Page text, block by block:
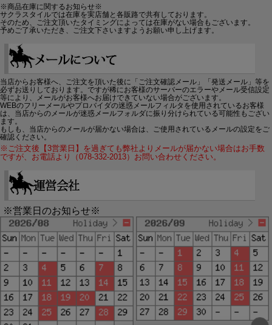
※商品在庫に関するお知らせ※
サクラスタイルでは在庫を実店舗と各販路で共有しております。
そのため、ご注文頂いたタイミングによっては在庫がない場合もございます。
予めご了承いただき、ご注文下さいますようお願い申し上げます。
当店からお客様へ、ご注文を頂いた後に「ご注文確認メール」「発送メール」等を
必ずお送りしております。ですが稀にお客様のサーバーのエラーやメール受信設定
等により、メールがお客様へお届けできていない場合がございます。
WEBのフリーメールやプロバイダの迷惑メールフィルタを使用されているお客様
は、当店からのメールが迷惑メールフォルダに振り分けられている可能性もござい
ます。
もしも、当店からのメールが届かない場合は、ご使用されているメールの設定をご
確認ください。
※ご注文後【3営業日】を過ぎても弊社よりメールが届かない場合はお手数
ですが、お電話より（078-332-2013）お問い合わせください。
※営業日のお知らせ※